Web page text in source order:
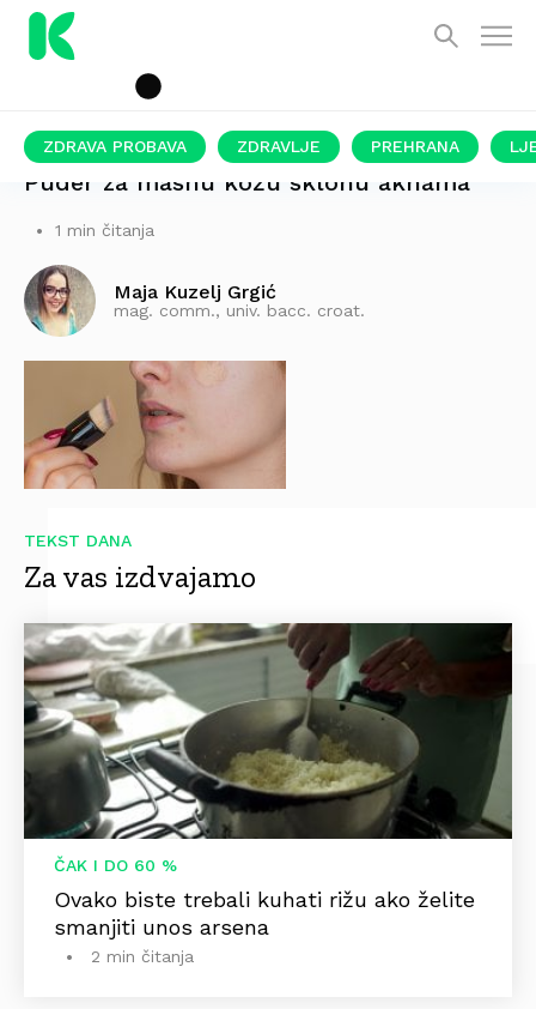
ZDRAVA PROBAVA ZDRAVLJE PREHRANA
Puder za masnu kožu sklonu aknama
1 min čitanja
Maja Kuzelj Grgić
mag. comm., univ. bacc. croat.
TEKST DANA
Za vas izdvajamo
ČAK I DO 60 %
Ovako biste trebali kuhati rižu ako želite
smanjiti unos arsena
2 min čitanja